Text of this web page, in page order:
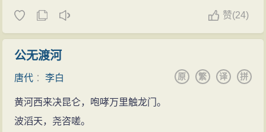
赞(24)
公无渡河
唐代 ：李白 拼
译
繁
原
黄河西来决昆仑，咆哮万里触龙门。
波滔天，尧咨嗟。